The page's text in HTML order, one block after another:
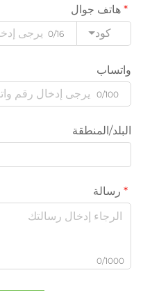
هاتف جوال
كود
0/16
واتساب
0/100
البلد/المنطقة
رسالة
0/1000